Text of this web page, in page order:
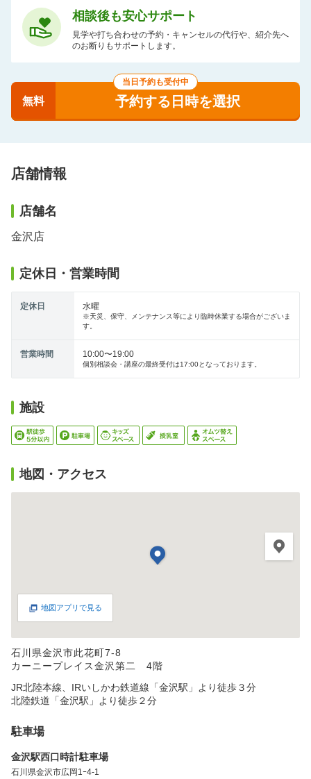
相談後も安心サポート
見学や打ち合わせの予約・キャンセルの代行や、紹介先へ
のお断りもサポートします。
当日予約も受付中
無料 予約する日時を選択
店舗情報
店舗名
金沢店
定休日・営業時間
定休日 水曜
※天災、保守、メンテナンス等により臨時休業する場合がございま
す。
営業時間 10:00〜19:00
個別相談会・講座の最終受付は17:00となっております。
施設
地図・アクセス
地図アプリで見る
石川県金沢市此花町7-8
カーニープレイス金沢第二 4階
JR北陸本線、IRいしかわ鉄道線「金沢駅」より徒歩３分
北陸鉄道「金沢駅」より徒歩２分
駐車場
金沢駅西口時計駐車場
石川県金沢市広岡1ｰ4-1